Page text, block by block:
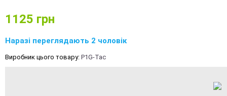
1125 грн
Наразі переглядають 2 чоловік
Виробник цього товару: P1G-Tac